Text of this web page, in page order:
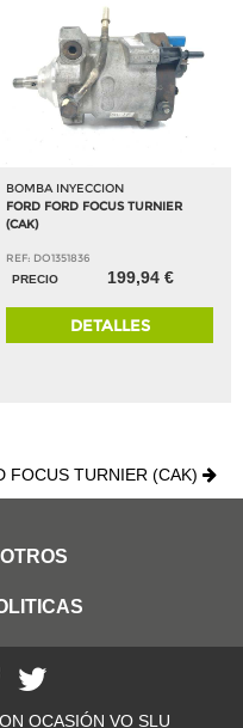
BOMBA INYECCION
FORD FORD FOCUS TURNIER
(CAK)
REF: DO1351836
PRECIO
199,94 €
DETALLES
FOCUS TURNIER (CAK)
OCASIÓN VO SLU